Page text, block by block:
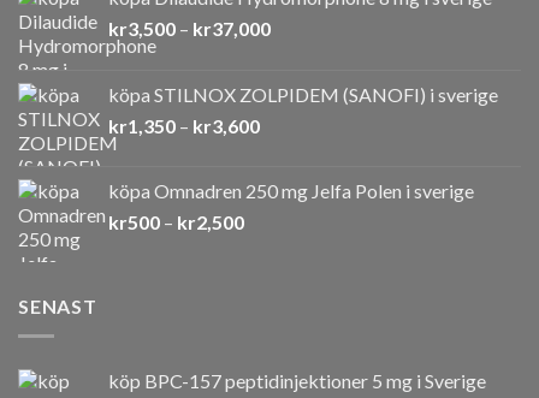
kr3,500 – kr37,000Prisintervall:
kr37,000
köpa STILNOX ZOLPIDEM (SANOFI) i sverige
kr1,350 – kr3,600Prisintervall:
kr3,600
köpa Omnadren 250 mg Jelfa Polen i sverige
kr500 – kr2,500Prisintervall:
SENAST
köp BPC-157 peptidinjektioner 5 mg i Sverige